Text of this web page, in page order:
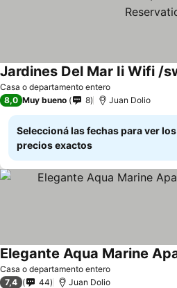
Casa o departamento entero
Ver precios
8,0 Muy bueno 8 Juan Dolio
Seleccioná las fechas para ver los
precios exactos
Casa o departamento entero
Ver precios
7,4 44 Juan Dolio